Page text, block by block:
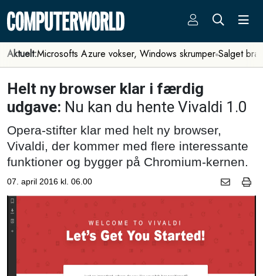
Aktuelt:Microsofts Azure vokser, Windows skrumper Salget
Helt ny browser klar i færdig
udgave: Nu kan du hente Vivaldi 1.0
Opera-stifter klar med helt ny browser,
Vivaldi, der kommer med flere interessante
funktioner og bygger på Chromium-kernen.
07. april 2016 kl. 06.00